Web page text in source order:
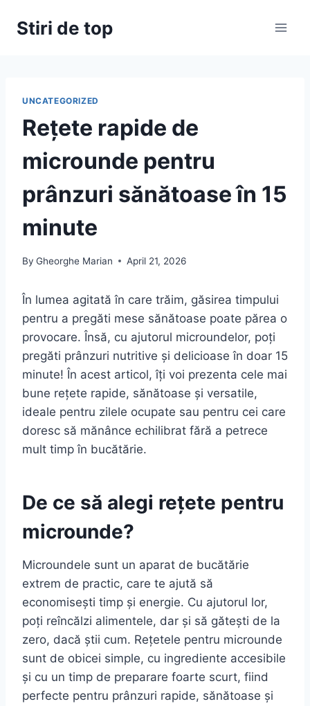
Stiri de top
UNCATEGORIZED
Rețete rapide de
microunde pentru
prânzuri sănătoase în 15
minute
By Gheorghe Marian April 21, 2026
În lumea agitată în care trăim, găsirea timpului
pentru a pregăti mese sănătoase poate părea o
provocare. Însă, cu ajutorul microundelor, poți
pregăti prânzuri nutritive și delicioase în doar 15
minute! În acest articol, îți voi prezenta cele mai
bune rețete rapide, sănătoase și versatile,
ideale pentru zilele ocupate sau pentru cei care
doresc să mănânce echilibrat fără a petrece
mult timp în bucătărie.
De ce să alegi rețete pentru
microunde?
Microundele sunt un aparat de bucătărie
extrem de practic, care te ajută să
economisești timp și energie. Cu ajutorul lor,
poți reîncălzi alimentele, dar și să gătești de la
zero, dacă știi cum. Rețetele pentru microunde
sunt de obicei simple, cu ingrediente accesibile
și cu un timp de preparare foarte scurt, fiind
perfecte pentru prânzuri rapide, sănătoase și